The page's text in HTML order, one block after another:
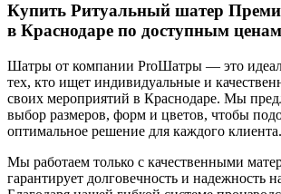
Купить Ритуальный шатер
в Краснодаре по доступным ценам
Шатры от компании ProШатры — это
тех, кто ищет индивидуальные и
своих мероприятий в Краснодаре. Мы
выбор размеров, форм и цветов, чтобы
оптимальное решение для каждого клиента.
Мы работаем только с качественными
гарантирует долговечность и надежность